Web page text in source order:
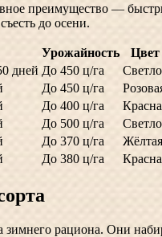
преимущество —
до осени.
Урожайность
дней До 450 ц/га
До 450 ц/га
До 400 ц/га
До 500 ц/га
До 370 ц/га
До 380 ц/га
рациона. Они